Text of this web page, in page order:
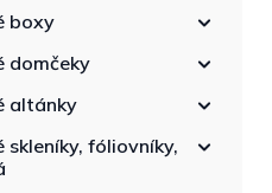
boxy
domčeky
altánky
skleníky, fóliovníky,